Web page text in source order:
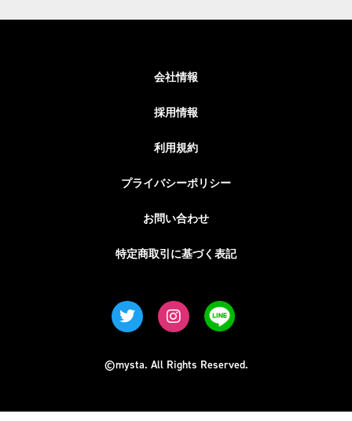
会社情報
採用情報
利用規約
プライバシーポリシー
お問い合わせ
特定商取引に基づく表記
©mysta. All Rights Reserved.